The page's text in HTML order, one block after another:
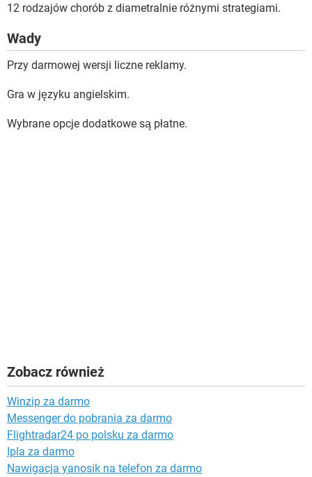
12 rodzajów chorób z diametralnie różnymi strategiami.
Wady
Przy darmowej wersji liczne reklamy.
Gra w języku angielskim.
Wybrane opcje dodatkowe są płatne.
Zobacz również
Winzip za darmo
Messenger do pobrania za darmo
Flightradar24 po polsku za darmo
Ipla za darmo
Nawigacja yanosik na telefon za darmo